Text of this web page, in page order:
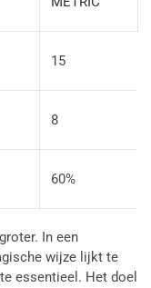
15
8
60%
In een
wijze lijkt te
essentieel. Het doel